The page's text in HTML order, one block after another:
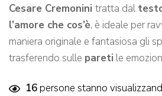
Cesare Cremonini tratta dal
l’amore che cos’è, è ideale per
maniera originale e fantasiosa gli
trasferendo sulle pareti le
16persone stanno